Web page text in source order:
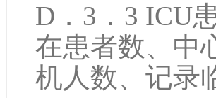
D．3．3 ICU
在患者数、中
机人数、记录